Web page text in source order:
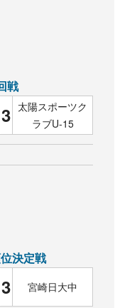
戦
3 太陽スポーツク
ラブU-15
決定戦
3 宮崎日大中